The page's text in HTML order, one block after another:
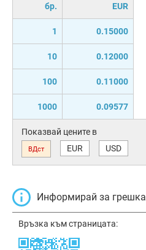
бр. EUR
1 0.15000
10 0.12000
100 0.11000
1000 0.09577
Показвай цените в
ВДст EUR USD
Информирай за грешка
Връзка към страницата: